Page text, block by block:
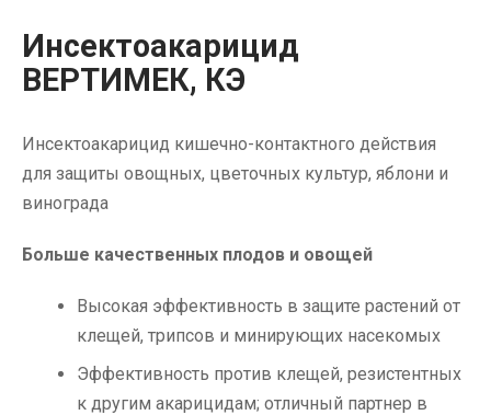
Инсектоакарицид
ВЕРТИМЕК, КЭ
Инсектоакарицид кишечно-контактного действия
для защиты овощных, цветочных культур, яблони и
винограда
Больше качественных плодов и овощей
Высокая эффективность в защите растений от
клещей, трипсов и минирующих насекомых
Эффективность против клещей, резистентных
к другим акарицидам; отличный партнер в